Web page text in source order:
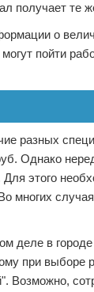
получает те
о
пойти
разных
Однако
этого
многих
деле в
при
Возможно,